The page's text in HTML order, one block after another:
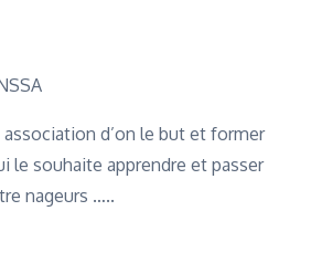
d’on le but et former
le souhaite apprendre et passer
nageurs …..